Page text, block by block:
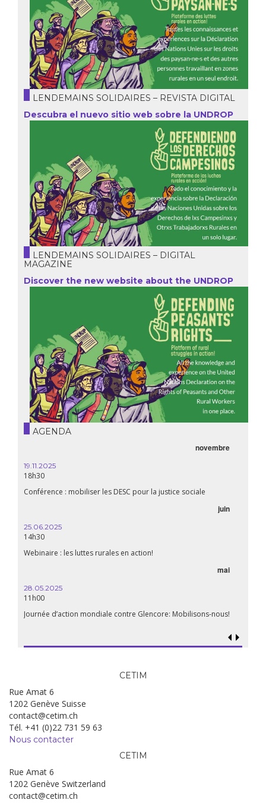
LENDEMAINS SOLIDAIRES – REVISTA DIGITAL
Descubra el nuevo sitio web sobre la UNDROP
LENDEMAINS SOLIDAIRES – DIGITAL
MAGAZINE
Discover the new website about the UNDROP
AGENDA
novembre
19.11.2025
18h30
Conférence : mobiliser les DESC pour la justice sociale
juin
25.06.2025
14h30
Webinaire : les luttes rurales en action!
mai
28.05.2025
11h00
Journée d’action mondiale contre Glencore: Mobilisons-nous!
CETIM
Rue Amat 6
1202 Genève Suisse
contact@cetim.ch
Tél. +41 (0)22 731 59 63
Nous contacter
CETIM
Rue Amat 6
1202 Genève Switzerland
contact@cetim.ch